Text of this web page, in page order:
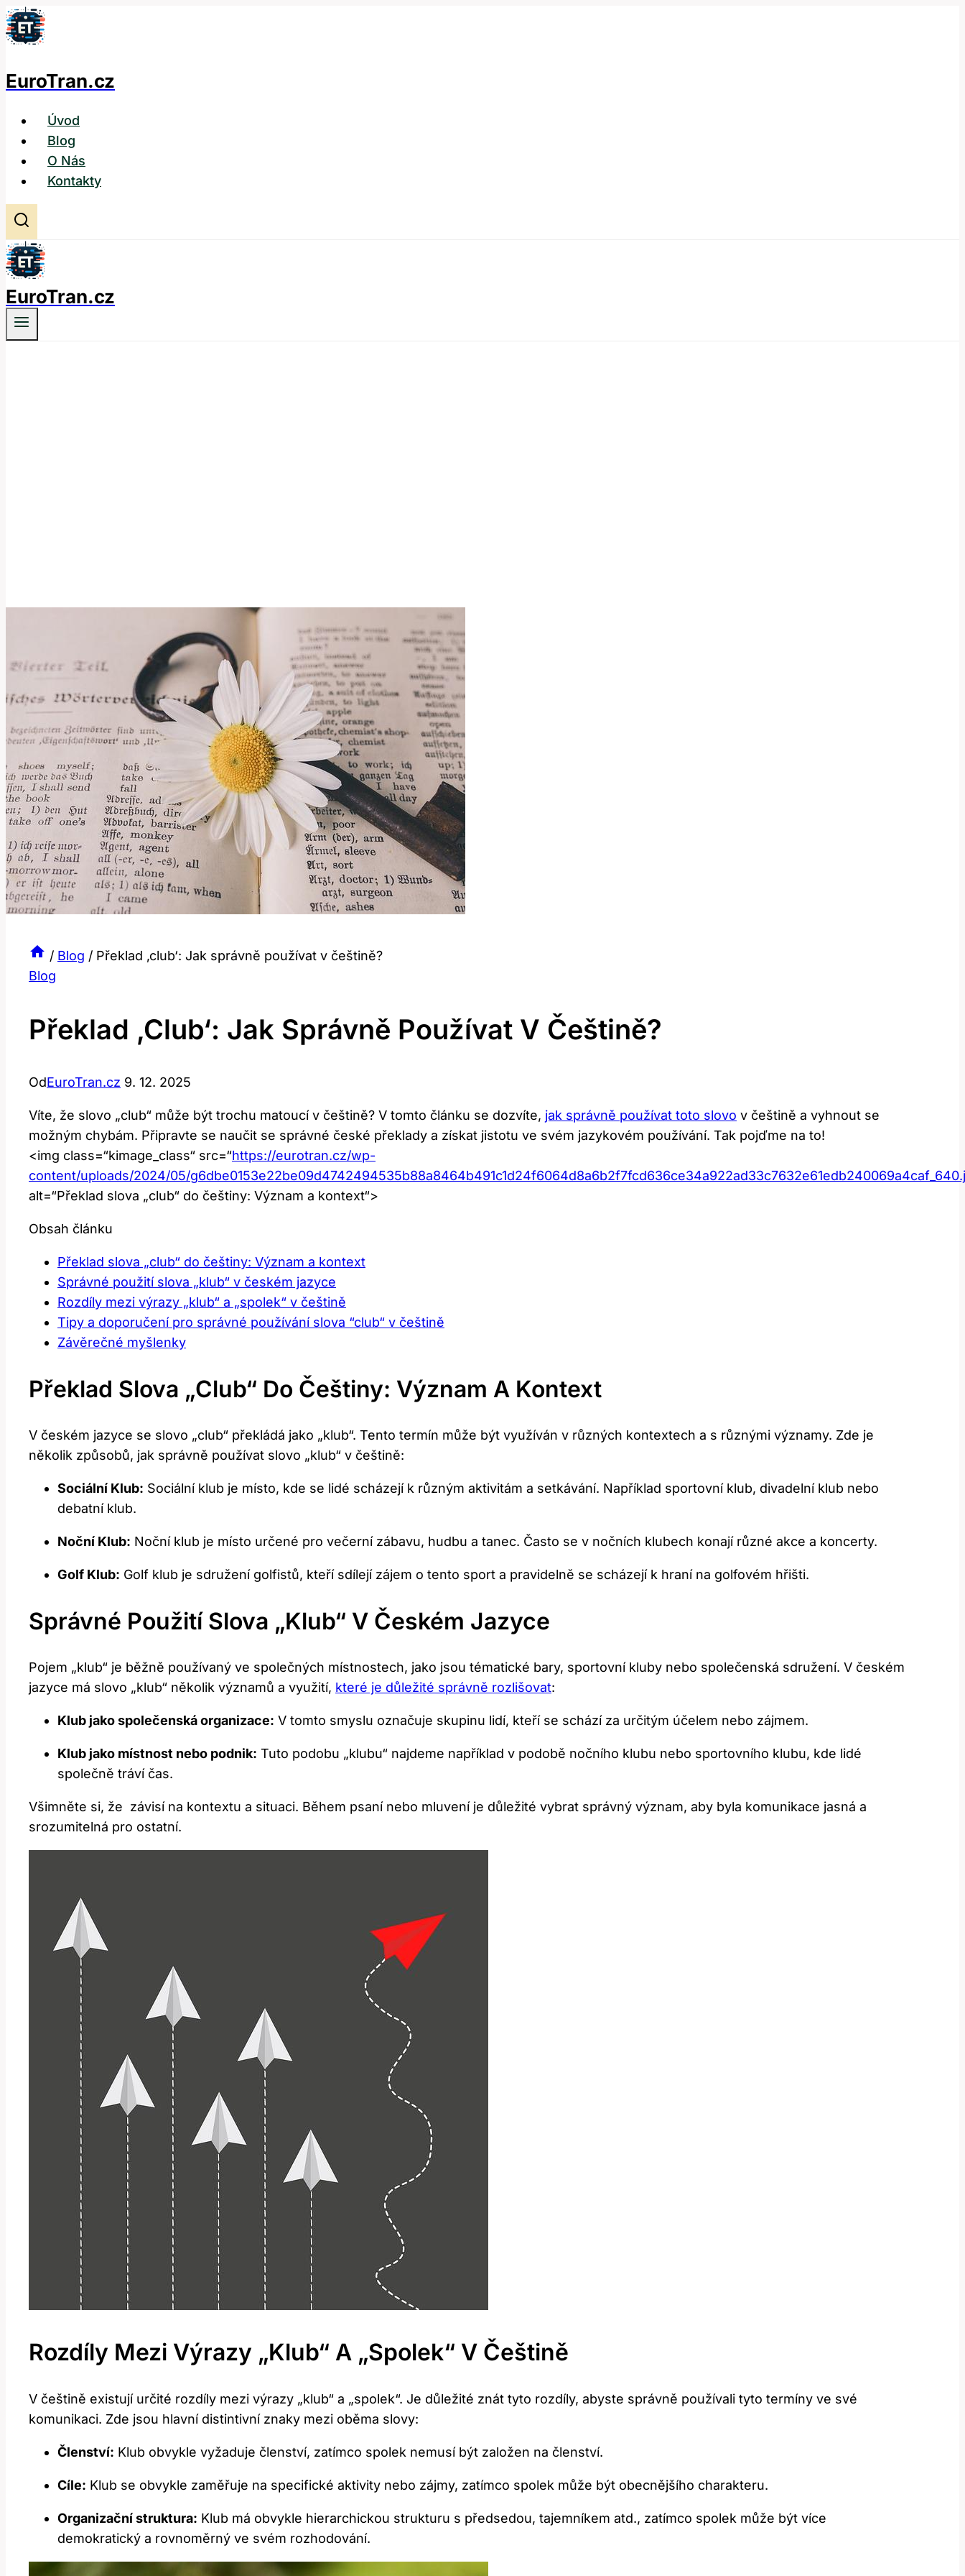
Přeskočit
na
EuroTran.cz
Úvod
Blog
O Nás
Kontakty
EuroTran.cz
/ Blog / Překlad ‚club‘: Jak správně používat v češtině?
Blog
Překlad ‚club‘: Jak Správně Používat V Češtině?
OdEuroTran.cz 9. 12. 2025
Víte, že slovo „club“ ⁣může být trochu matoucí v češtině? V tomto článku se dozvíte, jak správně používat toto slovo v ⁣češtině a​ vyhnout se
možným ‌chybám. Připravte se ⁣naučit se správné české‍ překlady a‍ získat jistotu ve svém jazykovém používání. Tak pojďme na to!
<img ⁣class=“kimage_class“ src=“https://eurotran.cz/wp-
content/uploads/2024/05/
alt=“Překlad ⁢slova „club“ do češtiny: Význam a kontext“>
Obsah článku
Překlad slova‍ „club“ do češtiny: Význam ​a‌ kontext
Správné použití slova „klub“ v českém jazyce
Rozdíly mezi výrazy⁣ „klub“ a „spolek“ ‌v češtině
Tipy a doporučení pro správné používání slova ⁤“club“ v češtině
Závěrečné myšlenky
Překlad Slova‍ „club“ Do Češtiny: Význam ​a‌ Kontext
V‌ českém jazyce se⁢ slovo „club“ překládá jako „klub“. Tento termín může být ‌využíván v různých kontextech a ⁢s různými významy. Zde je
několik způsobů,‌ jak správně používat‍ slovo „klub“ ⁣v ‌češtině:
Sociální Klub: Sociální klub je místo, kde ⁢se lidé scházejí k různým aktivitám⁤ a setkávání. Například sportovní klub, divadelní klub nebo
debatní klub.
Noční Klub: ​Noční klub je místo určené pro večerní zábavu,​ hudbu ‍a tanec. Často se v nočních​ klubech⁣ konají různé akce a koncerty.
Golf Klub: Golf klub je sdružení ⁤golfistů,⁤ kteří sdílejí zájem⁣ o tento sport a pravidelně se scházejí k hraní na golfovém hřišti.
Správné Použití Slova „klub“ V Českém Jazyce
Pojem „klub“ je běžně‍ používaný ve ‍společných místnostech, jako jsou tématické bary, sportovní kluby nebo společenská sdružení. V českém
jazyce ​má ​slovo „klub“ několik významů a využití, které je důležité správně rozlišovat:
Klub jako ⁤společenská organizace: V tomto ‍smyslu označuje⁣ skupinu lidí, kteří‌ se schází za určitým účelem nebo⁢ zájmem.
Klub⁢ jako místnost nebo podnik: Tuto podobu „klubu“ najdeme například v podobě nočního klubu ​nebo sportovního klubu, kde lidé
společně tráví čas.
Všimněte si, že ⁤ závisí na kontextu a situaci. Během psaní nebo mluvení je důležité vybrat správný význam, aby byla komunikace jasná a‍
srozumitelná pro ostatní.
Rozdíly Mezi Výrazy⁣ „klub“ A „spolek“ ‌v Češtině
V češtině existují určité rozdíly mezi výrazy „klub“ a „spolek“. ⁣Je důležité ​znát tyto rozdíly, abyste správně používali tyto termíny ve své
komunikaci. Zde jsou hlavní distintivní znaky mezi oběma slovy:
Členství: Klub obvykle vyžaduje členství,​ zatímco ‌spolek nemusí​ být založen na členství.
Cíle: Klub ⁢se ‍obvykle zaměřuje⁣ na specifické aktivity nebo zájmy, zatímco spolek může být obecnějšího charakteru.
Organizační struktura: ⁣Klub má⁣ obvykle hierarchickou strukturu s ‌předsedou, tajemníkem atd., ​zatímco spolek může​ být více
⁢demokratický a⁣ rovnoměrný ve svém rozhodování.